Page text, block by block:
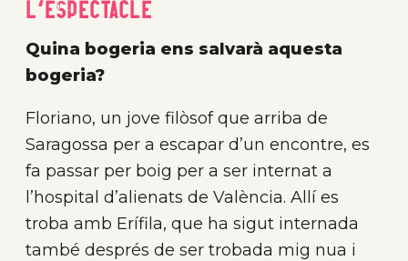
L'Espectacle
Quina bogeria ens salvarà aquesta
bogeria?
Floriano, un jove filòsof que arriba de
Saragossa per a escapar d’un encontre, es
fa passar per boig per a ser internat a
l’hospital d’alienats de València. Allí es
troba amb Erífila, que ha sigut internada
també després de ser trobada mig nua i